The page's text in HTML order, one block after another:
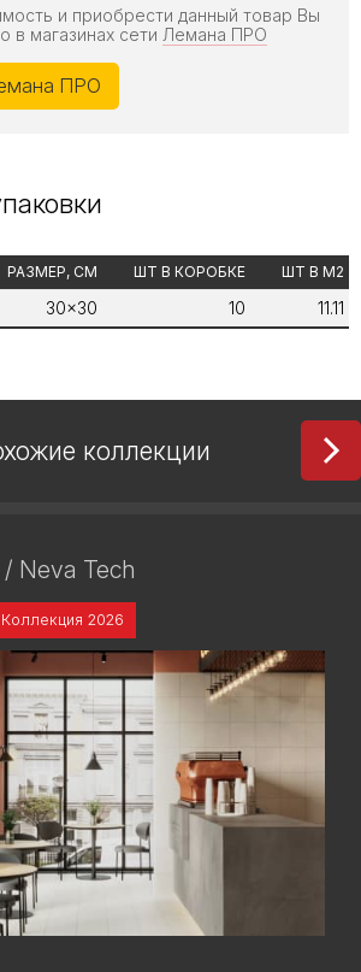
и приобрести данный товар Вы
в магазинах сети Лемана ПРО
ПРО
РАЗМЕР, СМ ШТ В КОРОБКЕ ШТ В М2
30x30 10 11.11
коллекции
Neva Tech
Коллекция 2026